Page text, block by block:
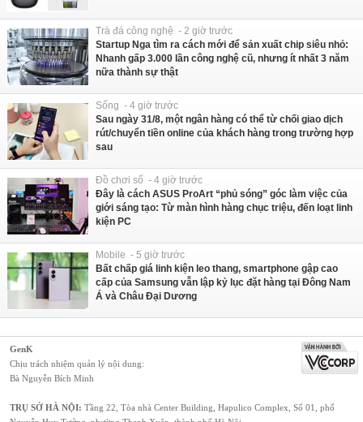
Trà đá công nghệ - 2 giờ trước
Startup Nga tìm ra cách mới để sản xuất chip siêu nhỏ:
Nhanh gấp 3.000 lần công nghệ cũ, nhưng ít nhất 3 năm
nữa thành sự thật
Sống - 4 giờ trước
Sau ngày 31/8, một ngân hàng có thể từ chối giao dịch
rút/chuyển tiền online của khách hàng trong trường hợp
sau
Đồ chơi số - 4 giờ trước
Đây là cách ASUS ProArt “phủ sóng” góc làm việc của
giới sáng tạo: Từ màn hình hàng chục triệu, đến loạt linh
kiện PC
Mobile - 5 giờ trước
Bất chấp giá linh kiện leo thang, smartphone gập cao
cấp của Samsung vẫn lập kỷ lục đặt hàng tại Đông Nam
Á và Châu Đại Dương
GenK
Chịu trách nhiệm quản lý nội dung:
Bà Nguyễn Bích Minh
TRỤ SỞ HÀ NỘI: Tầng 22, Tòa nhà Center Building, Hapulico Complex, Số 01, phố